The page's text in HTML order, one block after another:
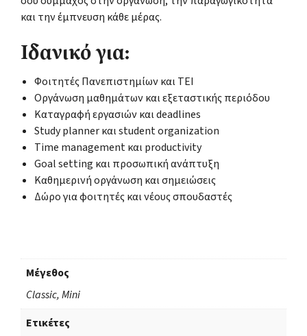
και την έμπνευση κάθε μέρας.
Ιδανικό για:
Φοιτητές Πανεπιστημίων και ΤΕΙ
Οργάνωση μαθημάτων και εξεταστικής περιόδου
Καταγραφή εργασιών και deadlines
Study planner και student organization
Time management και productivity
Goal setting και προσωπική ανάπτυξη
Καθημερινή οργάνωση και σημειώσεις
Δώρο για φοιτητές και νέους σπουδαστές
Μέγεθος
Classic, Mini
Ετικέτες